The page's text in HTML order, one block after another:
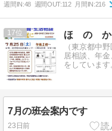
週間IN:48 週間OUT:112 月間IN:216
17 ほ の か
（東京都中
居相談、年
をしています
7月の班会案内です
23日前